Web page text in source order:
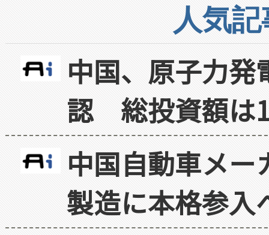
人気
中国、原子力
認 総投資額は
中国自動車メ
製造に本格参入